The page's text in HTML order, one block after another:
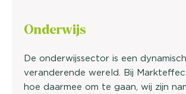
Onderwijs
De onderwijssector is een
veranderende wereld. Bij
hoe daarmee om te gaan, wij zijn